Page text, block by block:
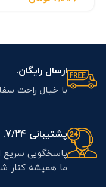
ارسال رایگان.
با خیال راحت
پشتیبانی 7/24.
پاسخگویی سریع
ما همیشه کنار